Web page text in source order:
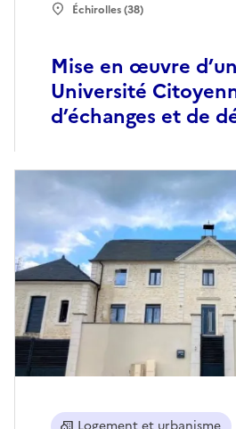
Mise en œuvre
Université
d’échanges et de
Échirolles (38)